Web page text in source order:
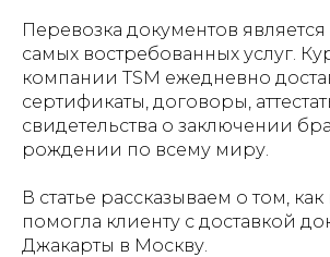
Перевозка документов
самых востребованных услуг.
компании TSM ежедневно
сертификаты, договоры,
свидетельства о заключении
рождении по всему миру.
В статье рассказываем о том,
помогла клиенту с доставкой
Джакарты в Москву.